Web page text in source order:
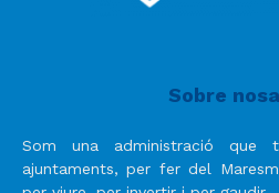
Sobre
Som una administració que
ajuntaments, per fer del